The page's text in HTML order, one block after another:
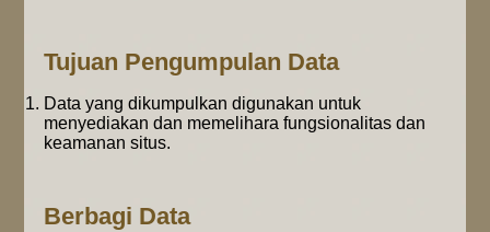
Tujuan Pengumpulan Data
Data yang dikumpulkan digunakan untuk
menyediakan dan memelihara fungsionalitas dan
keamanan situs.
Berbagi Data